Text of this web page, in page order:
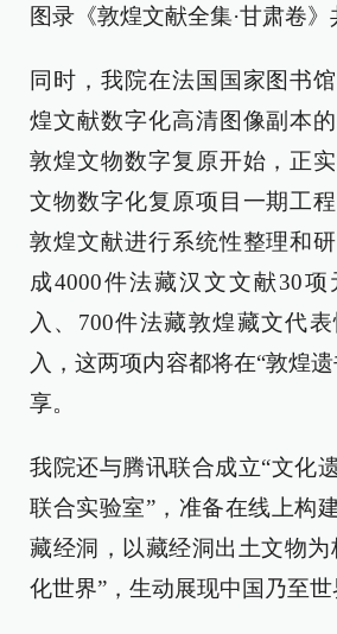
图录《敦煌文献全集·甘肃卷》
同时，我院在法国国家图书
煌文献数字化高清图像副本
敦煌文物数字复原开始，正
文物数字化复原项目一期工
敦煌文献进行系统性整理和
成4000件法藏汉文文献30
入、700件法藏敦煌藏文代
入，这两项内容都将在“敦煌
享。
我院还与腾讯联合成立“文化
联合实验室”，准备在线上构
藏经洞，以藏经洞出土文物为
化世界”，生动展现中国乃至世